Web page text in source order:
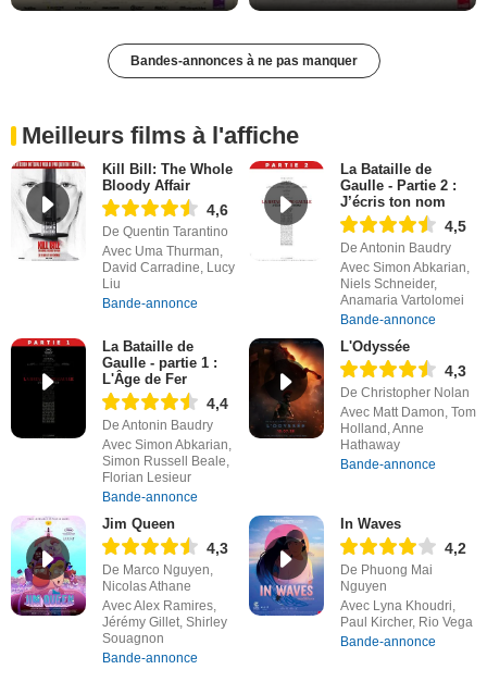
Bandes-annonces à ne pas manquer
Meilleurs films à l'affiche
Kill Bill: The Whole
Bloody Affair
4,6
De Quentin Tarantino
Avec Uma Thurman,
David Carradine, Lucy
Liu
Bande-annonce
La Bataille de
Gaulle - Partie 2 :
J’écris ton nom
4,5
De Antonin Baudry
Avec Simon Abkarian,
Niels Schneider,
Anamaria Vartolomei
Bande-annonce
La Bataille de
Gaulle - partie 1 :
L'Âge de Fer
4,4
De Antonin Baudry
Avec Simon Abkarian,
Simon Russell Beale,
Florian Lesieur
Bande-annonce
L'Odyssée
4,3
De Christopher Nolan
Avec Matt Damon, Tom
Holland, Anne
Hathaway
Bande-annonce
Jim Queen
4,3
De Marco Nguyen,
Nicolas Athane
Avec Alex Ramires,
Jérémy Gillet, Shirley
Souagnon
Bande-annonce
In Waves
4,2
De Phuong Mai
Nguyen
Avec Lyna Khoudri,
Paul Kircher, Rio Vega
Bande-annonce